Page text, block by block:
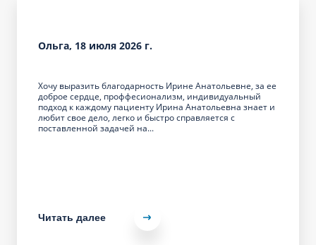
Ольга, 18 июля 2026 г.
Хочу выразить благодарность Ирине Анатольевне, за ее
доброе сердце, проффесионализм, индивидуальный
подход к каждому пациенту Ирина Анатольевна знает и
любит свое дело, легко и быстро справляется с
поставленной задачей на...
Читать далее